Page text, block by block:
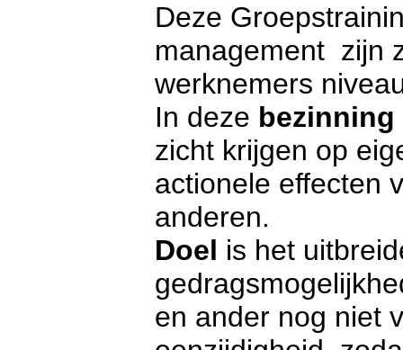
Deze
management zijn
werknemers
In deze bezinning
zicht krijgen op
actionele effecten
anderen.
Doel is het
en ander nog niet